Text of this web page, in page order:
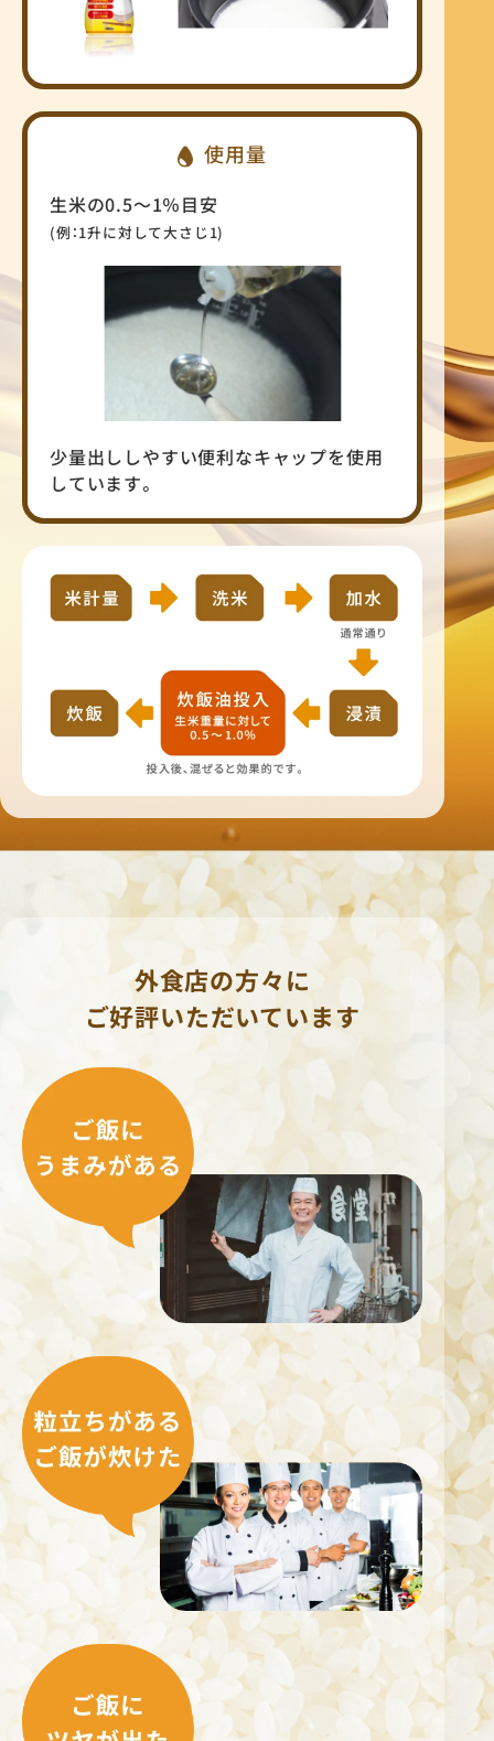
使用量
生米の0.5～1％目安
(例：1升に対して大さじ1)
少量出ししやすい便利なキャップを使用
しています。
外食店の方々に
ご好評いただいています